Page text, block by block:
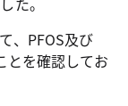
、PFOS及び
とを確認してお